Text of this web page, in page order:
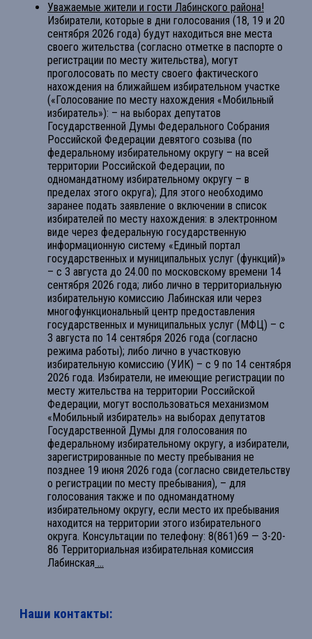
Уважаемые жители и гости Лабинского района!
Избиратели, которые в дни голосования (18, 19 и 20
сентября 2026 года) будут находиться вне места
своего жительства (согласно отметке в паспорте о
регистрации по месту жительства), могут
проголосовать по месту своего фактического
нахождения на ближайшем избирательном участке
(«Голосование по месту нахождения «Мобильный
избиратель»): – на выборах депутатов
Государственной Думы Федерального Собрания
Российской Федерации девятого созыва (по
федеральному избирательному округу – на всей
территории Российской Федерации, по
одномандатному избирательному округу – в
пределах этого округа); Для этого необходимо
заранее подать заявление о включении в список
избирателей по месту нахождения: в электронном
виде через федеральную государственную
информационную систему «Единый портал
государственных и муниципальных услуг (функций)»
– с 3 августа до 24.00 по московскому времени 14
сентября 2026 года; либо лично в территориальную
избирательную комиссию Лабинская или через
многофункциональный центр предоставления
государственных и муниципальных услуг (МФЦ) – с
3 августа по 14 сентября 2026 года (согласно
режима работы); либо лично в участковую
избирательную комиссию (УИК) – с 9 по 14 сентября
2026 года. Избиратели, не имеющие регистрации по
месту жительства на территории Российской
Федерации, могут воспользоваться механизмом
«Мобильный избиратель» на выборах депутатов
Государственной Думы для голосования по
федеральному избирательному округу, а избиратели,
зарегистрированные по месту пребывания не
позднее 19 июня 2026 года (согласно свидетельству
о регистрации по месту пребывания), – для
голосования также и по одномандатному
избирательному округу, если место их пребывания
находится на территории этого избирательного
округа. Консультации по телефону: 8(861)69 — 3-20-
86 Территориальная избирательная комиссия
Лабинская ...
Наши контакты: